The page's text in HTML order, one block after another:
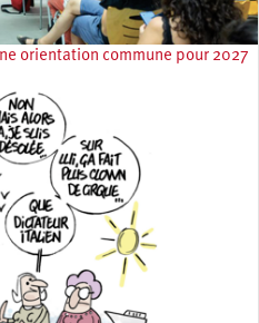
orientation commune pour 2027